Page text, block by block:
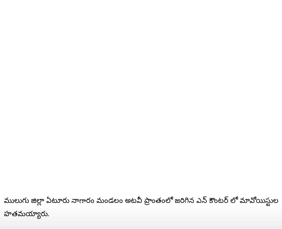
ములుగు జిల్లా ఏటూరు నాగారం మండలం అటవీ ప్రాంతంలో జరిగిన ఎన్ కౌంటర్ లో మావోయిస్టుల
హతమయ్యారు.